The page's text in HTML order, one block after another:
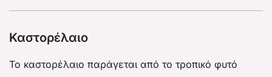
Καστορέλαιο
Το καστορέλαιο παράγεται από το τροπικό φυτό